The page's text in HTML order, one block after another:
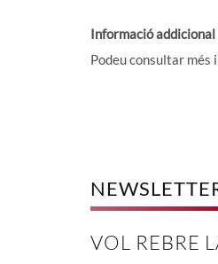
Informació addicional
Podeu consultar més
VOL REBRE